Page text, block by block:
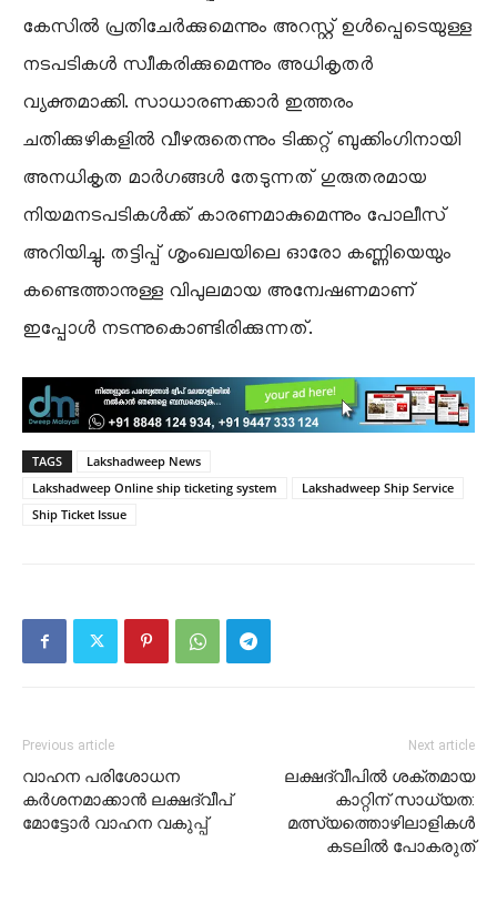
കേസിൽ പ്രതിചേർക്കുമെന്നും അറസ്റ്റ് ഉൾപ്പെടെയുള്ള
നടപടികൾ സ്വീകരിക്കുമെന്നും അധികൃതർ
വ്യക്തമാക്കി. സാധാരണക്കാർ ഇത്തരം
ചതിക്കുഴികളിൽ വീഴരുതെന്നും ടിക്കറ്റ് ബുക്കിംഗിനായി
അനധികൃത മാർഗങ്ങൾ തേടുന്നത് ഗുരുതരമായ
നിയമനടപടികൾക്ക് കാരണമാകുമെന്നും പോലീസ്
അറിയിച്ചു. തട്ടിപ്പ് ശൃംഖലയിലെ ഓരോ കണ്ണിയെയും
കണ്ടെത്താനുള്ള വിപുലമായ അന്വേഷണമാണ്
ഇപ്പോൾ നടന്നുകൊണ്ടിരിക്കുന്നത്.
TAGS
Lakshadweep News
Lakshadweep Online ship ticketing system
Lakshadweep Ship Service
Ship Ticket Issue
Previous article
വാഹന പരിശോധന
കർശനമാക്കാൻ ലക്ഷദ്വീപ്
മോട്ടോർ വാഹന വകുപ്പ്
Next article
ലക്ഷദ്വീപിൽ ശക്തമായ
കാറ്റിന് സാധ്യത:
മത്സ്യത്തൊഴിലാളികൾ
കടലിൽ പോകരുത്